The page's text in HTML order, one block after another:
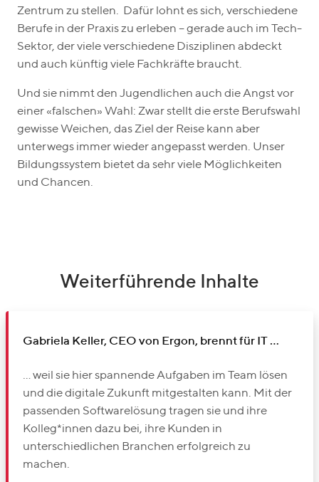
Zentrum zu stellen. Dafür lohnt es sich, verschiedene
Berufe in der Praxis zu erleben – gerade auch im Tech-
Sektor, der viele verschiedene Disziplinen abdeckt
und auch künftig viele Fachkräfte braucht.
Und sie nimmt den Jugendlichen auch die Angst vor
einer «falschen» Wahl: Zwar stellt die erste Berufswahl
gewisse Weichen, das Ziel der Reise kann aber
unterwegs immer wieder angepasst werden. Unser
Bildungssystem bietet da sehr viele Möglichkeiten
und Chancen.
Weiterführende Inhalte
Gabriela Keller, CEO von Ergon, brennt für IT …
… weil sie hier spannende Aufgaben im Team lösen
und die digitale Zukunft mitgestalten kann. Mit der
passenden Softwarelösung tragen sie und ihre
Kolleg*innen dazu bei, ihre Kunden in
unterschiedlichen Branchen erfolgreich zu
machen.